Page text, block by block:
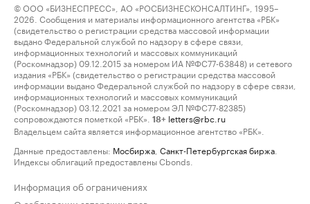
© ООО «БИЗНЕСПРЕСС», АО «РОСБИЗНЕСКОНСАЛТИНГ», 1995–
2026. Сообщения и материалы информационного агентства «РБК»
(свидетельство о регистрации средства массовой информации
выдано Федеральной службой по надзору в сфере связи,
информационных технологий и массовых коммуникаций
(Роскомнадзор) 09.12.2015 за номером ИА №ФС77-63848) и сетевого
издания «РБК» (свидетельство о регистрации средства массовой
информации выдано Федеральной службой по надзору в сфере связи,
информационных технологий и массовых коммуникаций
(Роскомнадзор) 03.12.2021 за номером ЭЛ №ФС77-82385)
сопровождаются пометкой «РБК».
18+ letters@rbc.ru
Владельцем сайта является информационное агентство «РБК».
Данные предоставлены: Мосбиржа Санкт-Петербургская биржа
Индексы облигаций предоставлены Cbonds.
Информация об ограничениях